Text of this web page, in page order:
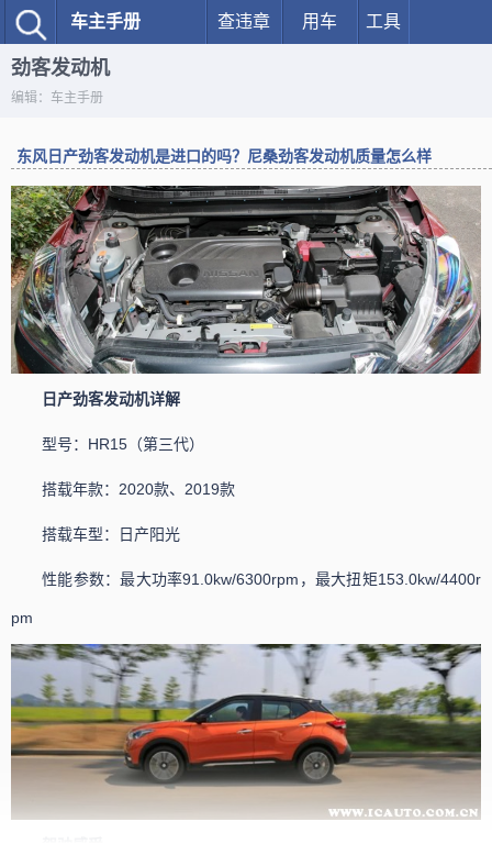
车主手册 查违章 用车 工具
劲客发动机
编辑：车主手册
东风日产劲客发动机是进口的吗？尼桑劲客发动机质量怎么样
日产劲客发动机详解
型号：HR15（第三代）
搭载年款：2020款、2019款
搭载车型：日产阳光
性能参数：最大功率91.0kw/6300rpm，最大扭矩153.0kw/4400r
pm